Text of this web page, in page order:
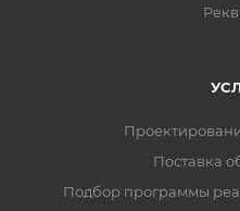
Поставка
Подбор программы